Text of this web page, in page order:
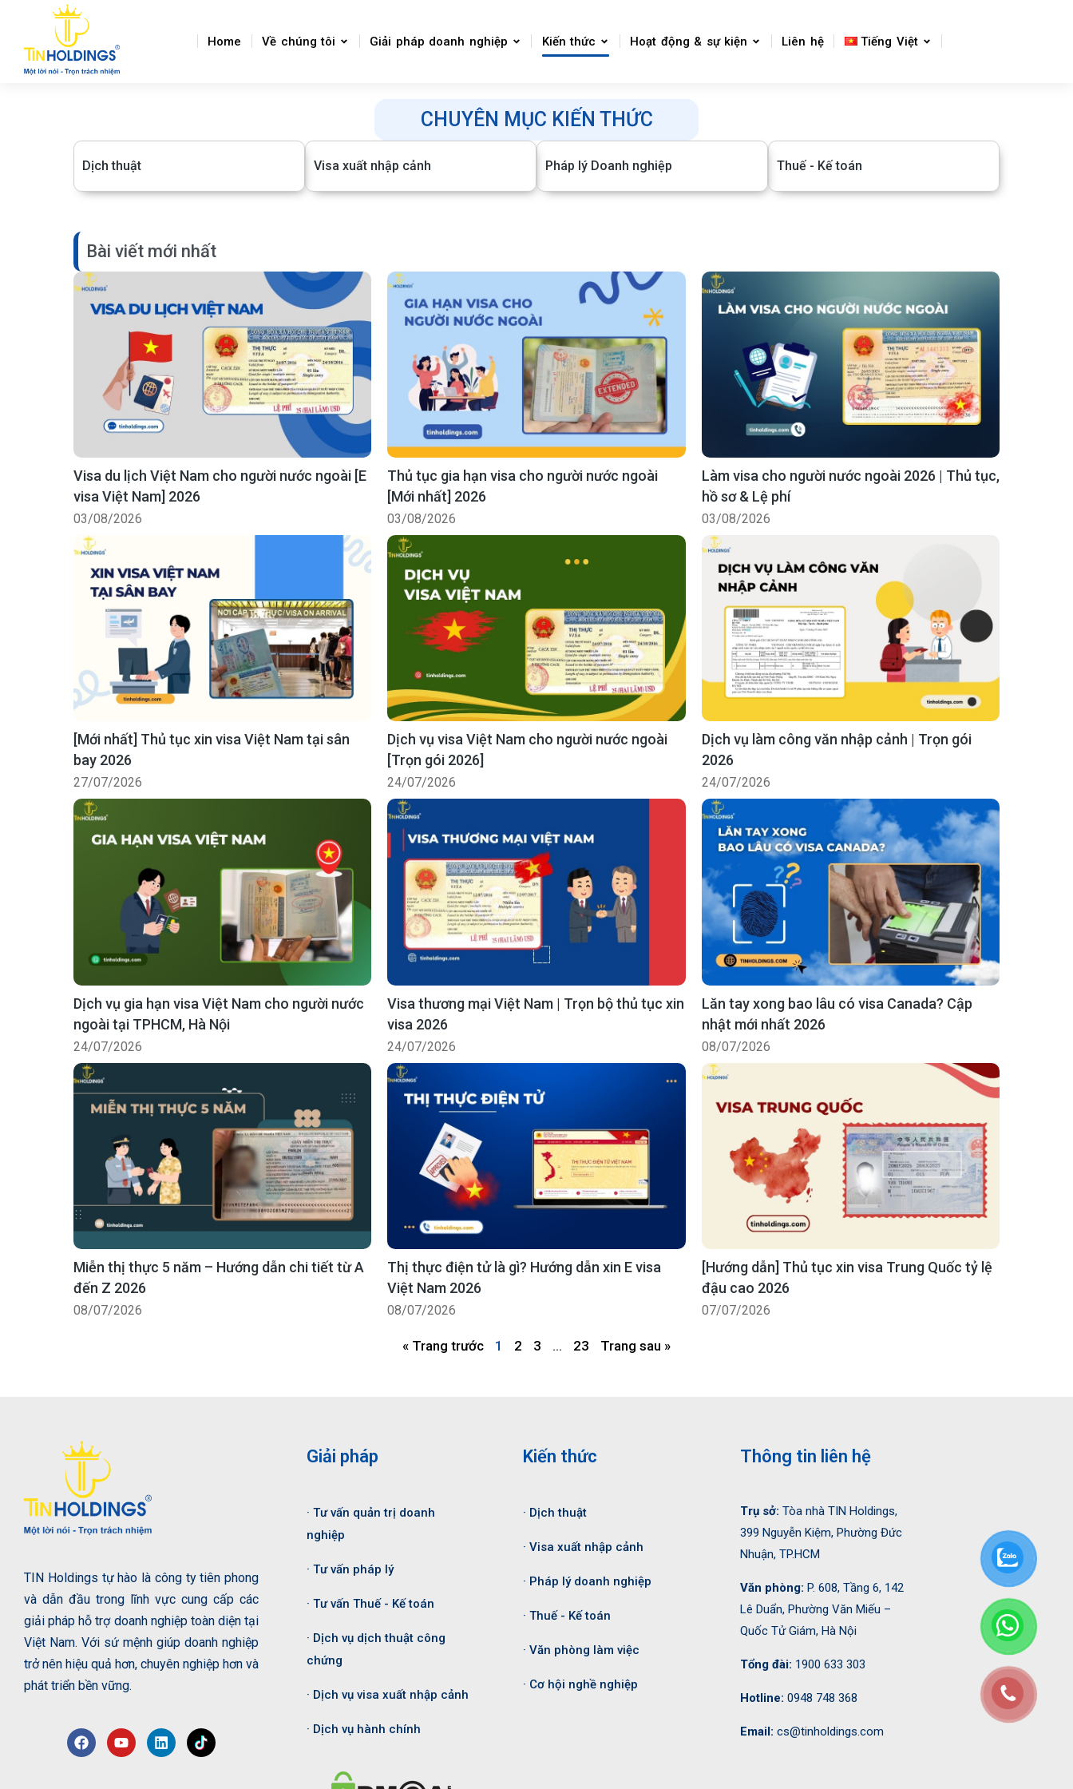
Home Về chúng tôi Giải pháp doanh nghiệp Kiến thức Hoạt động & sự kiện Liên hệ Tiếng Việt
CHUYÊN MỤC KIẾN THỨC
Dịch thuật Visa xuất nhập cảnh Pháp lý Doanh nghiệp Thuế - Kế toán
Bài viết mới nhất
Visa du lịch Việt Nam cho người nước ngoài [E
visa Việt Nam] 2026
03/08/2026
Thủ tục gia hạn visa cho người nước ngoài
[Mới nhất] 2026
03/08/2026
Làm visa cho người nước ngoài 2026 | Thủ tục,
hồ sơ & Lệ phí
03/08/2026
[Mới nhất] Thủ tục xin visa Việt Nam tại sân
bay 2026
27/07/2026
Dịch vụ visa Việt Nam cho người nước ngoài
[Trọn gói 2026]
24/07/2026
Dịch vụ làm công văn nhập cảnh | Trọn gói
2026
24/07/2026
Dịch vụ gia hạn visa Việt Nam cho người nước
ngoài tại TPHCM, Hà Nội
24/07/2026
Visa thương mại Việt Nam | Trọn bộ thủ tục xin
visa 2026
24/07/2026
Lăn tay xong bao lâu có visa Canada? Cập
nhật mới nhất 2026
08/07/2026
Miễn thị thực 5 năm – Hướng dẫn chi tiết từ A
đến Z 2026
08/07/2026
Thị thực điện tử là gì? Hướng dẫn xin E visa
Việt Nam 2026
08/07/2026
[Hướng dẫn] Thủ tục xin visa Trung Quốc tỷ lệ
đậu cao 2026
07/07/2026
« Trang trước 1 2 3 … 23 Trang sau »
TIN Holdings tự hào là công ty tiên phong
và dẫn đầu trong lĩnh vực cung cấp các
giải pháp hỗ trợ doanh nghiệp toàn diện tại
Việt Nam. Với sứ mệnh giúp doanh nghiệp
trở nên hiệu quả hơn, chuyên nghiệp hơn và
phát triển bền vững.
Giải pháp
· Tư vấn quản trị doanh
nghiệp
· Tư vấn pháp lý
· Tư vấn Thuế - Kế toán
· Dịch vụ dịch thuật công
chứng
· Dịch vụ visa xuất nhập cảnh
· Dịch vụ hành chính
Kiến thức
· Dịch thuật
· Visa xuất nhập cảnh
· Pháp lý doanh nghiệp
· Thuế - Kế toán
· Văn phòng làm việc
· Cơ hội nghề nghiệp
Thông tin liên hệ
Trụ sở: Tòa nhà TIN Holdings,
399 Nguyễn Kiệm, Phường Đức
Nhuận, TP.HCM
Văn phòng: P. 608, Tầng 6, 142
Lê Duẩn, Phường Văn Miếu –
Quốc Tử Giám, Hà Nội
Tổng đài: 1900 633 303
Hotline: 0948 748 368
Email: cs@tinholdings.com